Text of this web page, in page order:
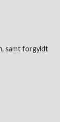
samt forgyldt